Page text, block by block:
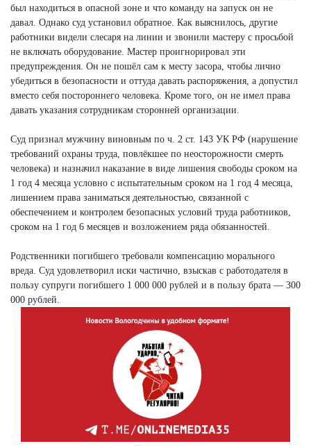
был находиться в опасной зоне и что команду на запуск он не
давал. Однако суд установил обратное. Как выяснилось, другие
работники видели слесаря на линии и звонили мастеру с просьбой
не включать оборудование. Мастер проигнорировал эти
предупреждения. Он не пошёл сам к месту засора, чтобы лично
убедиться в безопасности и оттуда давать распоряжения, а допустил
вместо себя постороннего человека. Кроме того, он не имел права
давать указания сотрудникам сторонней организации.
Суд признал мужчину виновным по ч. 2 ст. 143 УК РФ (нарушение
требований охраны труда, повлёкшее по неосторожности смерть
человека) и назначил наказание в виде лишения свободы сроком на
1 год 4 месяца условно с испытательным сроком на 1 год 4 месяца,
лишением права заниматься деятельностью, связанной с
обеспечением и контролем безопасных условий труда работников,
сроком на 1 год 6 месяцев и возложением ряда обязанностей.
Родственники погибшего требовали компенсацию морального
вреда. Суд удовлетворил иски частично, взыскав с работодателя в
пользу супруги погибшего 1 000 000 рублей и в пользу брата — 300
000 рублей.